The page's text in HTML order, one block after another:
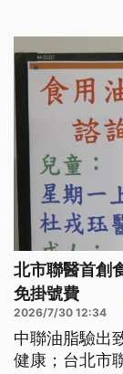
北市聯醫首創
免掛號費
2026/7/30 12:34
中聯油脂驗出
健康；台北市